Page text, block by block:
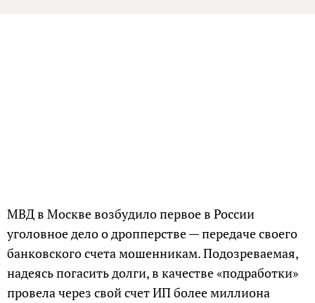
МВД в Москве возбудило первое в России
уголовное дело о дропперстве — передаче своего
банковского счета мошенникам. Подозреваемая,
надеясь погасить долги, в качестве «подработки»
провела через свой счет ИП более миллиона